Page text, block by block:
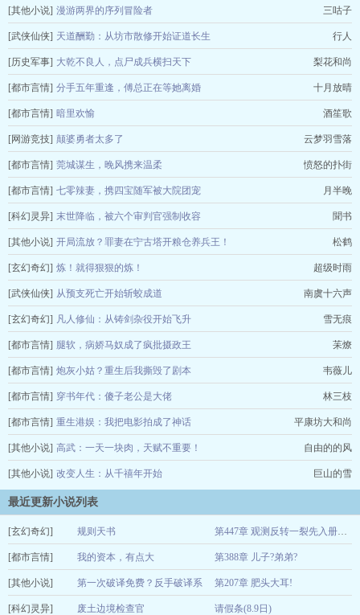
[其他小说] 漫游两界的序列冒险者 三咕子
[武侠仙侠] 天道酬勤：从坊市散修开始证道长生 行人
[历史军事] 大乾不良人，点尸成兵横扫天下 梨花和尚
[都市言情] 分手五年重逢，傅总正在等她离婚 十月放晴
[都市言情] 暗里欢愉 酒笙歌
[网游竞技] 颠婆勇者太多了 云梦羽雪落
[都市言情] 莞城谋生，晚风携来温柔 愤怒的扑街
[都市言情] 七零辣妻，携四宝随军被大院团宠 月半晚
[科幻灵异] 末世降临，被六个审判官强制收容 聞书
[其他小说] 开局流放？罪妻在宁古塔开粮仓养兵王！ 松鹤
[玄幻奇幻] 炼！就得狠狠的炼！ 超级时雨
[武侠仙侠] 从预支死亡开始斩蛟成道 南虞十六声
[玄幻奇幻] 凡人修仙：从铸剑杂役开始飞升 雪无痕
[都市言情] 腿软，病娇马奴成了疯批摄政王 苿燎
[都市言情] 炮灰小姑？重生后我撕毁了剧本 韦薇儿
[都市言情] 穿书年代：傻子老公是大佬 林三枝
[都市言情] 重生港娱：我把电影拍成了神话 平康坊大和尚
[其他小说] 高武：一天一块肉，天赋不重要！ 自由的的风
[其他小说] 改变人生：从千禧年开始 巨山的雪
最近更新小说列表
[玄幻奇幻] 规则天书 第447章 观测反转一裂先入册里藏着第二层守望者的空窗之后就得问名
衲六
[都市言情] 我的资本，有点大 第388章 儿子?弟弟?
虎夔的黄帝蚩尤
[其他小说] 第一次破译免费？反手破译系
统！
第207章 肥头大耳!
我不吃牛肉c
[科幻灵异] 废土边境检查官 请假条(8.9日)